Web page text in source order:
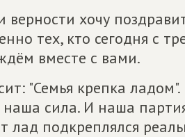
хочу
тех, кто сегодня с
вместе с вами.
"Семья крепка
сила. И наша
лад подкреплялся